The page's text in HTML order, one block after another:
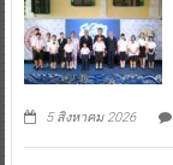
5 สิงหาคม 2026